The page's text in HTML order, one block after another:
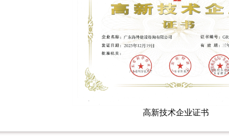
高新技术企业证书